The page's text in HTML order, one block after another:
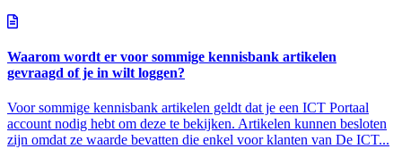
Waarom wordt er voor sommige kennisbank artikelen
gevraagd of je in wilt loggen?
Voor sommige kennisbank artikelen geldt dat je een ICT Portaal
account nodig hebt om deze te bekijken. Artikelen kunnen besloten
zijn omdat ze waarde bevatten die enkel voor klanten van De ICT...